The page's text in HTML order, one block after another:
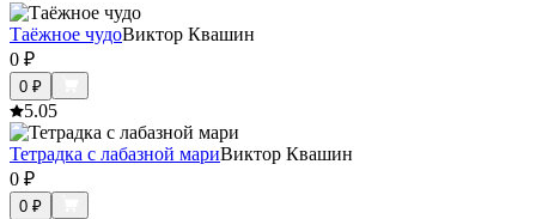
Таёжное чудоВиктор Квашин
0 ₽
0 ₽
5.05
Тетрадка с лабазной мариВиктор Квашин
0 ₽
0 ₽